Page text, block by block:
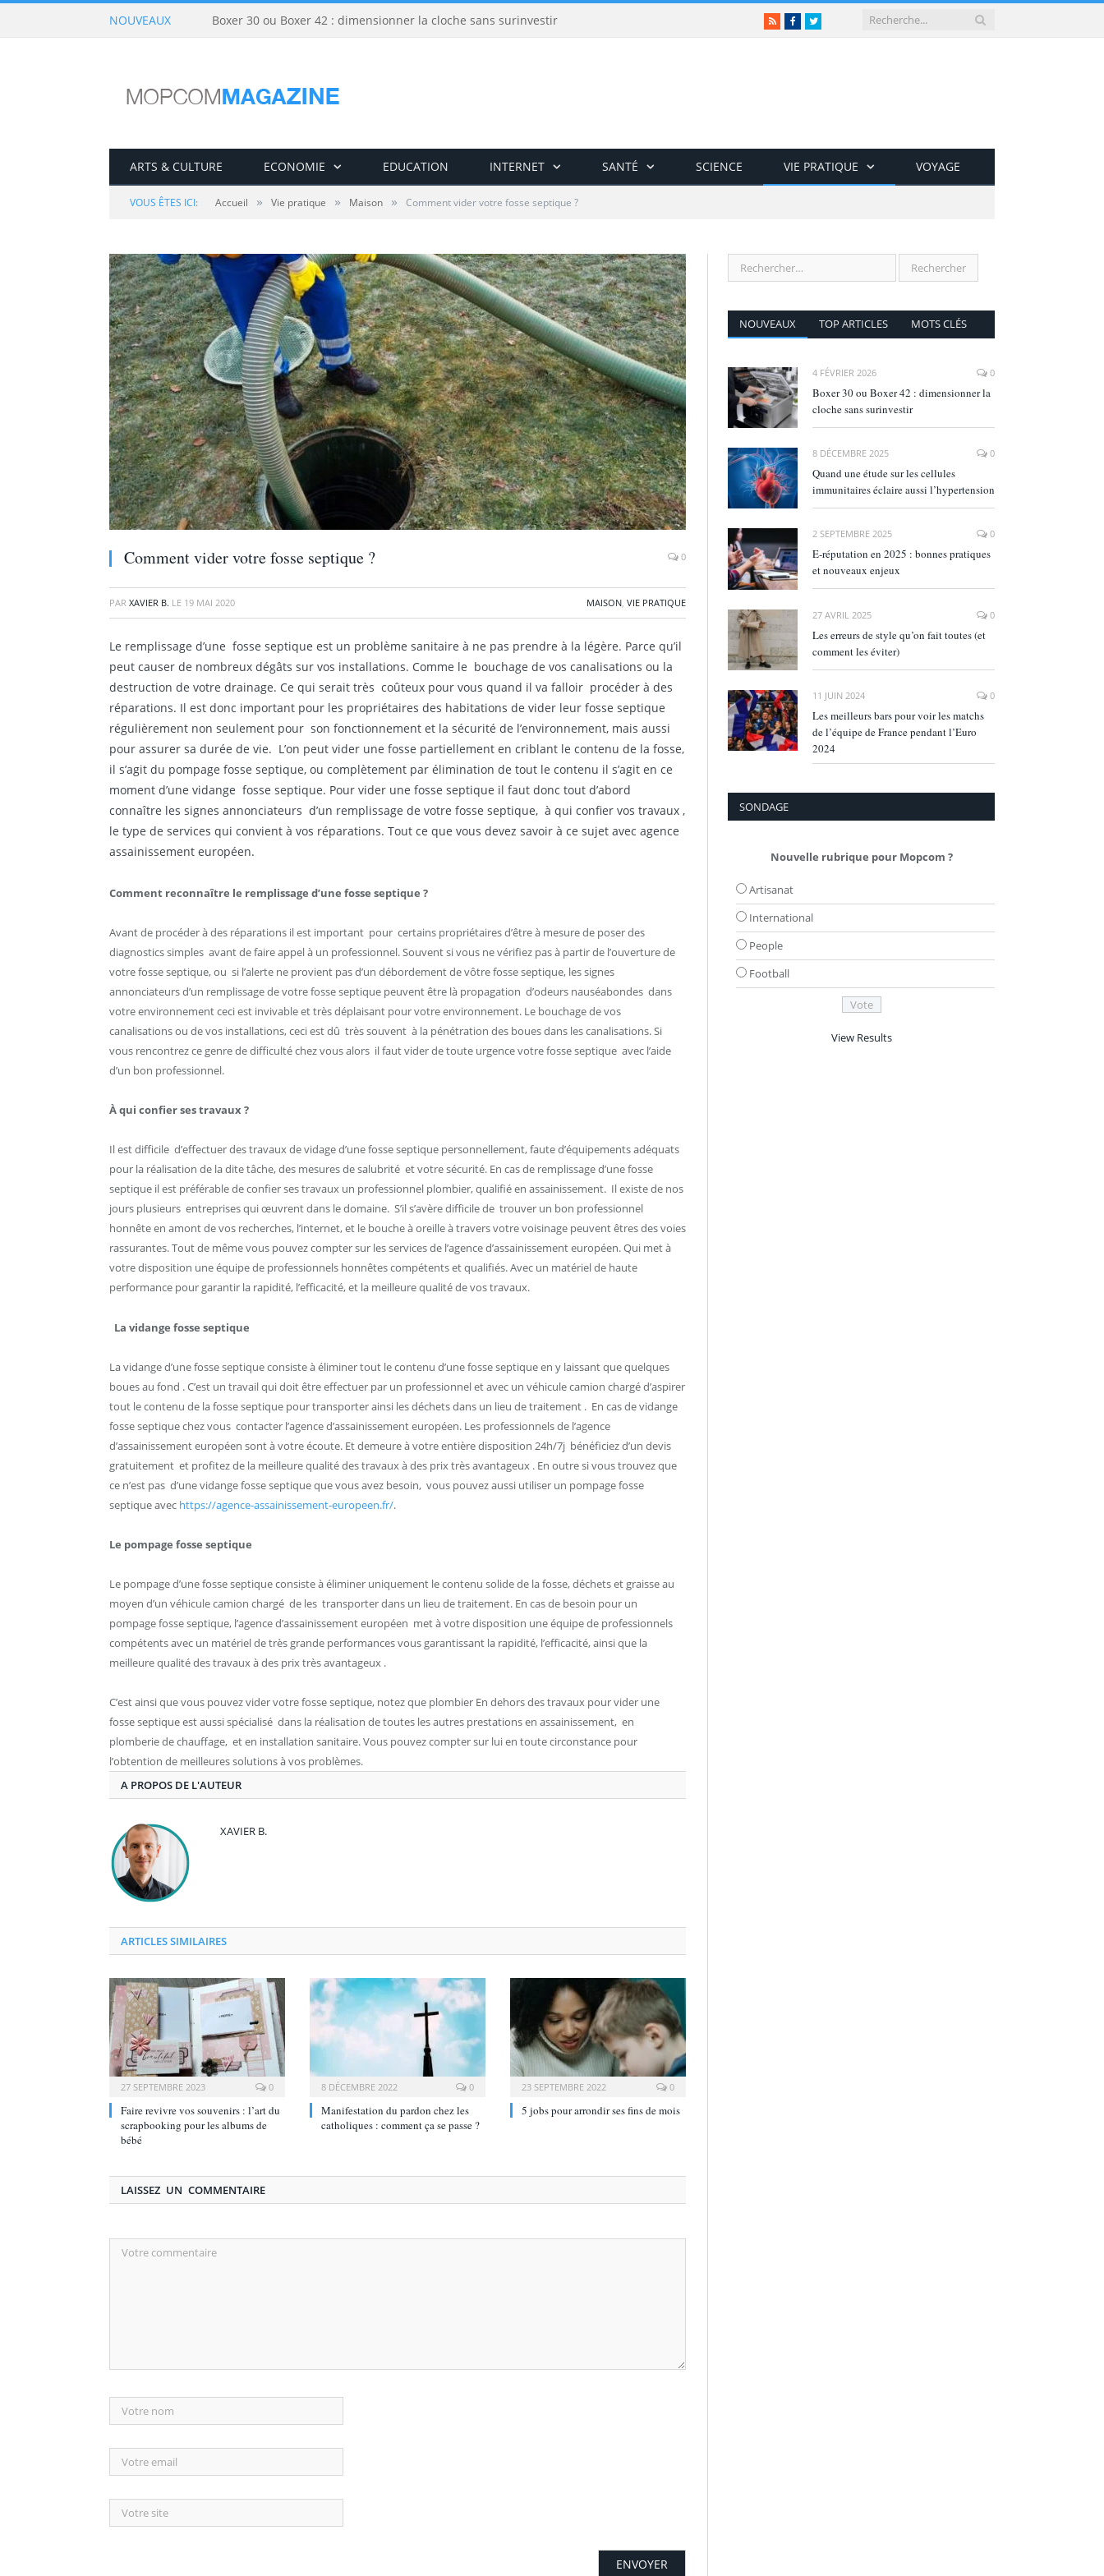
NOUVEAUX Boxer 30 ou Boxer 42 : dimensionner la cloche sans surinvestir RSSFacebookTwitter
ARTS & CULTURE ECONOMIE EDUCATION INTERNET SANTÉ SCIENCE VIE PRATIQUE VOYAGE
VOUS ÊTES ICI: Accueil » Vie pratique » Maison » Comment vider votre fosse septique ?
Comment vider votre fosse septique ? 0
PAR XAVIER B. LE 19 MAI 2020 MAISON, VIE PRATIQUE
Le remplissage d’une fosse septique est un problème sanitaire à ne pas prendre à la légère. Parce qu’il
peut causer de nombreux dégâts sur vos installations. Comme le bouchage de vos canalisations ou la
destruction de votre drainage. Ce qui serait très coûteux pour vous quand il va falloir procéder à des
réparations. Il est donc important pour les propriétaires des habitations de vider leur fosse septique
régulièrement non seulement pour son fonctionnement et la sécurité de l’environnement, mais aussi
pour assurer sa durée de vie. L’on peut vider une fosse partiellement en criblant le contenu de la fosse,
il s’agit du pompage fosse septique, ou complètement par élimination de tout le contenu il s’agit en ce
moment d’une vidange fosse septique. Pour vider une fosse septique il faut donc tout d’abord
connaître les signes annonciateurs d’un remplissage de votre fosse septique, à qui confier vos travaux ,
le type de services qui convient à vos réparations. Tout ce que vous devez savoir à ce sujet avec agence
assainissement européen.
Comment reconnaître le remplissage d’une fosse septique ?
Avant de procéder à des réparations il est important pour certains propriétaires d’être à mesure de poser des
diagnostics simples avant de faire appel à un professionnel. Souvent si vous ne vérifiez pas à partir de l’ouverture de
votre fosse septique, ou si l’alerte ne provient pas d’un débordement de vôtre fosse septique, les signes
annonciateurs d’un remplissage de votre fosse septique peuvent être là propagation d’odeurs nauséabondes dans
votre environnement ceci est invivable et très déplaisant pour votre environnement. Le bouchage de vos
canalisations ou de vos installations, ceci est dû très souvent à la pénétration des boues dans les canalisations. Si
vous rencontrez ce genre de difficulté chez vous alors il faut vider de toute urgence votre fosse septique avec l’aide
d’un bon professionnel.
À qui confier ses travaux ?
Il est difficile d’effectuer des travaux de vidage d’une fosse septique personnellement, faute d’équipements adéquats
pour la réalisation de la dite tâche, des mesures de salubrité et votre sécurité. En cas de remplissage d’une fosse
septique il est préférable de confier ses travaux un professionnel plombier, qualifié en assainissement. Il existe de nos
jours plusieurs entreprises qui œuvrent dans le domaine. S’il s’avère difficile de trouver un bon professionnel
honnête en amont de vos recherches, l’internet, et le bouche à oreille à travers votre voisinage peuvent êtres des voies
rassurantes. Tout de même vous pouvez compter sur les services de l’agence d’assainissement européen. Qui met à
votre disposition une équipe de professionnels honnêtes compétents et qualifiés. Avec un matériel de haute
performance pour garantir la rapidité, l’efficacité, et la meilleure qualité de vos travaux.
La vidange fosse septique
La vidange d’une fosse septique consiste à éliminer tout le contenu d’une fosse septique en y laissant que quelques
boues au fond . C’est un travail qui doit être effectuer par un professionnel et avec un véhicule camion chargé d’aspirer
tout le contenu de la fosse septique pour transporter ainsi les déchets dans un lieu de traitement . En cas de vidange
fosse septique chez vous contacter l’agence d’assainissement européen. Les professionnels de l’agence
d’assainissement européen sont à votre écoute. Et demeure à votre entière disposition 24h/7j bénéficiez d’un devis
gratuitement et profitez de la meilleure qualité des travaux à des prix très avantageux . En outre si vous trouvez que
ce n’est pas d’une vidange fosse septique que vous avez besoin, vous pouvez aussi utiliser un pompage fosse
septique avec https://agence-assainissement-europeen.fr/.
Le pompage fosse septique
Le pompage d’une fosse septique consiste à éliminer uniquement le contenu solide de la fosse, déchets et graisse au
moyen d’un véhicule camion chargé de les transporter dans un lieu de traitement. En cas de besoin pour un
pompage fosse septique, l’agence d’assainissement européen met à votre disposition une équipe de professionnels
compétents avec un matériel de très grande performances vous garantissant la rapidité, l’efficacité, ainsi que la
meilleure qualité des travaux à des prix très avantageux .
C’est ainsi que vous pouvez vider votre fosse septique, notez que plombier En dehors des travaux pour vider une
fosse septique est aussi spécialisé dans la réalisation de toutes les autres prestations en assainissement, en
plomberie de chauffage, et en installation sanitaire. Vous pouvez compter sur lui en toute circonstance pour
l’obtention de meilleures solutions à vos problèmes.
A PROPOS DE L'AUTEUR
XAVIER B.
ARTICLES SIMILAIRES
27 SEPTEMBRE 2023 0
Faire revivre vos souvenirs : l’art du
scrapbooking pour les albums de
bébé
8 DÉCEMBRE 2022 0
Manifestation du pardon chez les
catholiques : comment ça se passe ?
23 SEPTEMBRE 2022 0
5 jobs pour arrondir ses fins de mois
LAISSEZ UN COMMENTAIRE
NOUVEAUX TOP ARTICLES MOTS CLÉS
4 FÉVRIER 2026 0
Boxer 30 ou Boxer 42 : dimensionner la
cloche sans surinvestir
8 DÉCEMBRE 2025 0
Quand une étude sur les cellules
immunitaires éclaire aussi l’hypertension
2 SEPTEMBRE 2025 0
E‑réputation en 2025 : bonnes pratiques
et nouveaux enjeux
27 AVRIL 2025 0
Les erreurs de style qu’on fait toutes (et
comment les éviter)
11 JUIN 2024 0
Les meilleurs bars pour voir les matchs
de l’équipe de France pendant l’Euro
2024
SONDAGE
Nouvelle rubrique pour Mopcom ?
Artisanat
International
People
Football
View Results